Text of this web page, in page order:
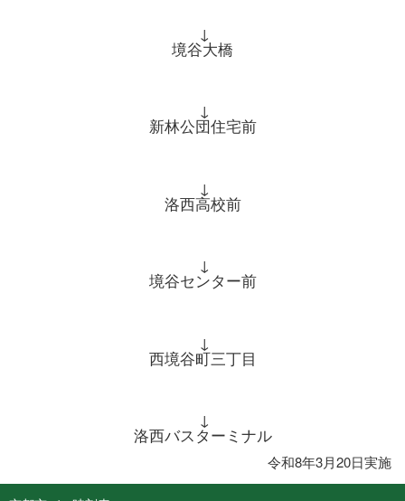
↓
境谷大橋
↓
新林公団住宅前
↓
洛西高校前
↓
境谷センター前
↓
西境谷町三丁目
↓
洛西バスターミナル
令和8年3月20日実施